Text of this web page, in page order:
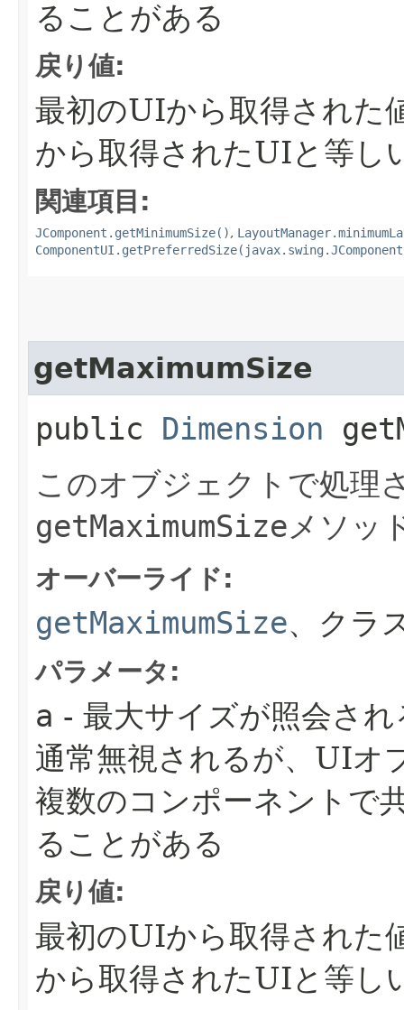
ることがある
戻り値:
最初のUIから取得された
から取得されたUIと等し
関連項目:
JComponent.getMinimumSize(),
getMaximumSize
public Dimension
このオブジェクトで処理
getMaximumSizeメソッ
オーバーライド:
getMaximumSize、クラ
パラメータ:
a - 最大サイズが照会さ
通常無視されるが、UIオ
複数のコンポーネントで
ることがある
戻り値:
最初のUIから取得された
から取得されたUIと等し